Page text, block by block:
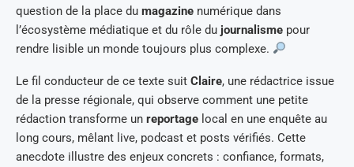
question de la place du magazine numérique dans
l’écosystème médiatique et du rôle du journalisme pour
rendre lisible un monde toujours plus complexe.
Le fil conducteur de ce texte suit Claire, une rédactrice issue
de la presse régionale, qui observe comment une petite
rédaction transforme un reportage local en une enquête au
long cours, mêlant live, podcast et posts vérifiés. Cette
anecdote illustre des enjeux concrets : confiance, formats,